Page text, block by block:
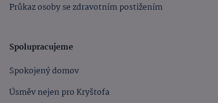
Průkaz osoby se zdravotním postižením
Spolupracujeme
Spokojený domov
Úsměv nejen pro Kryštofa